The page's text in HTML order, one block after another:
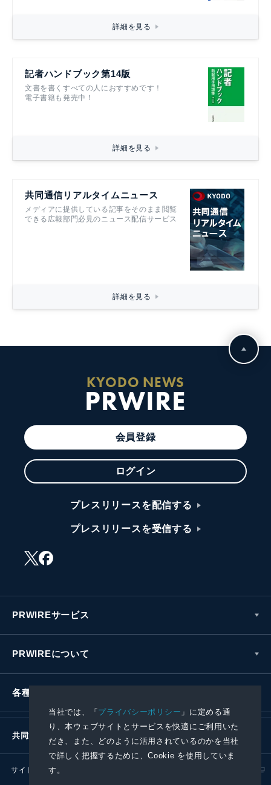
当社では、「プライバシーポリシー 」に定める通
り、本ウェブサイトとサービスを快適にご利用いた
だき、また、どのように活用されているのかを当社
で詳しく把握するために、Cookie を使用していま
す。
詳細を見る
記者ハンドブック第14版
文書を書くすべての人におすすめです！
電子書籍も発売中！
詳細を見る
共同通信リアルタイムニュース
メディアに提供している記事をそのまま閲覧
できる広報部門必見のニュース配信サービス
詳細を見る
KYODO NEWS
PRWIRE
会員登録
ログイン
プレスリリースを配信する
プレスリリースを受信する
PRWIREサービス
PRWIREについて
各種お問い合わせ
共同通信社グループ
サイトポリシー